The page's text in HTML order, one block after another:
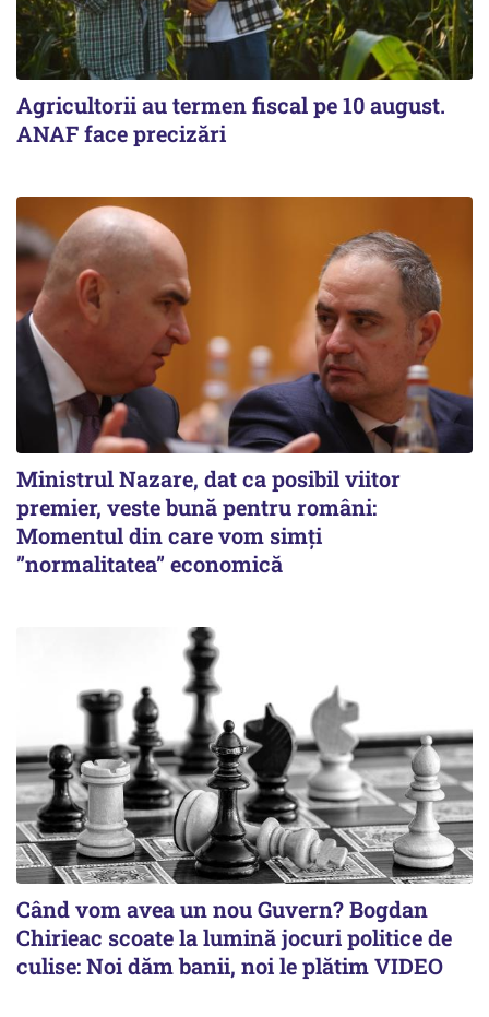
Agricultorii au termen fiscal pe 10 august.
ANAF face precizări
Ministrul Nazare, dat ca posibil viitor
premier, veste bună pentru români:
Momentul din care vom simți
”normalitatea” economică
Când vom avea un nou Guvern? Bogdan
Chirieac scoate la lumină jocuri politice de
culise: Noi dăm banii, noi le plătim VIDEO